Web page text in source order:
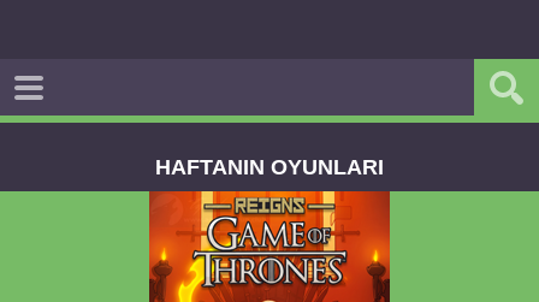
HAFTANIN OYUNLARI